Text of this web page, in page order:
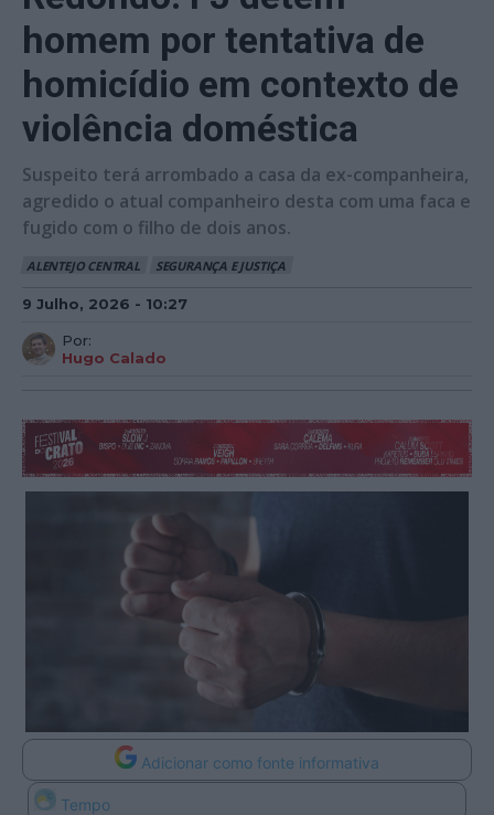
homem por tentativa de
homicídio em contexto de
violência doméstica
Suspeito terá arrombado a casa da ex-companheira,
agredido o atual companheiro desta com uma faca e
fugido com o filho de dois anos.
ALENTEJO CENTRAL SEGURANÇA E JUSTIÇA
9 Julho, 2026 - 10:27
Por:
Hugo Calado
Adicionar como fonte informativa
Tempo